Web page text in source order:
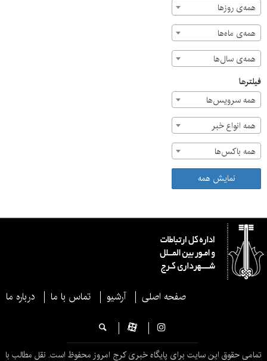
همه‌ی روزها
همه‌ی ماه‌ها
همه‌ی سال‌ها
فیلترها
همه سرویس‌ها
همه انواع خبر
همه باکس‌ها
نمایش همه
صفحه اصلی آرشیو تماس با ما درباره ما
تمامی حقوق این سایت برای پایگاه خبری کرج امروز محفوظ است. نقل مطالب با